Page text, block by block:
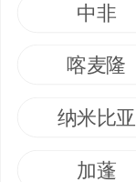
中非
喀麦隆
纳米比亚
加蓬